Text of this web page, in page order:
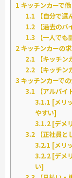
1 キッチンカーで
1.1 【自分で選
1.2 【過去のバ
1.3 【一人でも
2 キッチンカーの
2.1 【キッチン
2.2 【キッチン
3 キッチンカーで
3.1 【アルバイ
3.1.1 [メリ
やすい]
3.1.2 [デメ
3.2 【正社員と
3.2.1 [メリ
3.2.2 [デメ
い]